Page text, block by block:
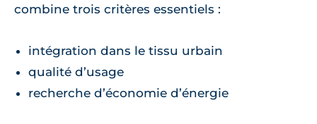
combine trois critères essentiels :
intégration dans le tissu urbain
qualité d’usage
recherche d’économie d’énergie